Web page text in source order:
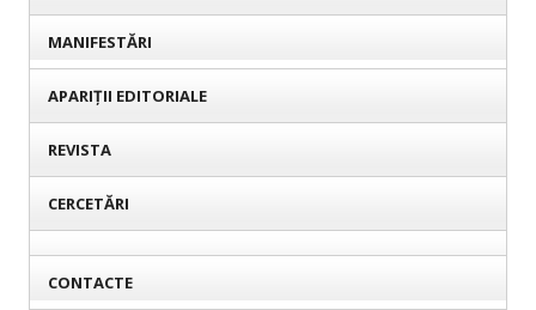
MANIFESTĂRI
APARIȚII EDITORIALE
REVISTA
CERCETĂRI
CONTACTE